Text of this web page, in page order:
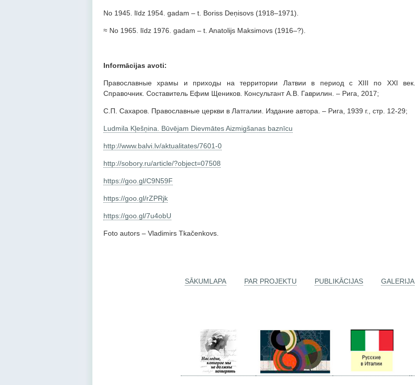
No 1945. līdz 1954. gadam – t. Boriss Deņisovs (1918–1971).
≈ No 1965. līdz 1976. gadam – t. Anatolijs Maksimovs (1916–?).
Informācijas avoti:
Православные храмы и приходы на территории Латвии в период с XIII по XXI век.
Справочник. Cоставитель Ефим Щеников. Консультант А.В. Гаврилин. – Рига, 2017;
С.П. Сахаров. Православные церкви в Латгалии. Издание автора. – Рига, 1939 г., стр. 12-29;
Ludmila Kļešņina. Būvējam Dievmātes Aizmigšanas baznīcu
http://www.balvi.lv/aktualitates/7601-0
http://sobory.ru/article/?object=07508
https://goo.gl/C9N59F
https://goo.gl/rZPRjk
https://goo.gl/7u4obU
Foto autors – Vladimirs Tkačenkovs.
SĀKUMLAPA PAR PROJEKTU PUBLIKĀCIJAS GALERIJA